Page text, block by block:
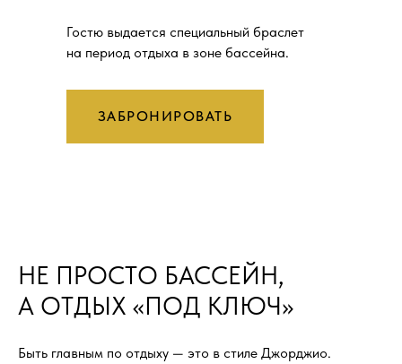
Гостю выдается специальный браслет
на период отдыха в зоне бассейна.
ЗАБРОНИРОВАТЬ
НЕ ПРОСТО БАССЕЙН,
А ОТДЫХ «ПОД КЛЮЧ»
Быть главным по отдыху — это в стиле Джорджио.